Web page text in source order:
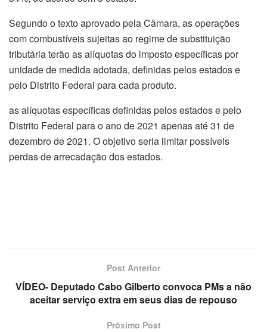
Segundo o texto aprovado pela Câmara, as operações
com combustíveis sujeitas ao regime de substituição
tributária terão as alíquotas do imposto específicas por
unidade de medida adotada, definidas pelos estados e
pelo Distrito Federal para cada produto.
as alíquotas específicas definidas pelos estados e pelo
Distrito Federal para o ano de 2021 apenas até 31 de
dezembro de 2021. O objetivo seria limitar possíveis
perdas de arrecadação dos estados.
Post Anterior
VÍDEO- Deputado Cabo Gilberto convoca PMs a não
aceitar serviço extra em seus dias de repouso
Próximo Post